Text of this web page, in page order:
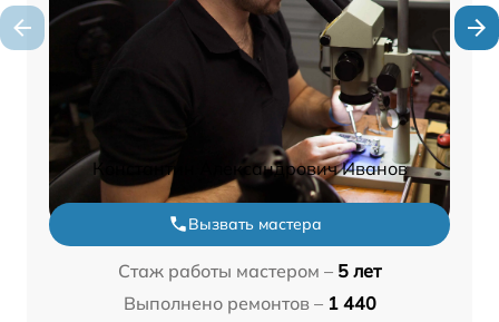
Константин Александрович Иванов
Вызвать мастера
Стаж работы мастером – 5 лет
Выполнено ремонтов – 1 440